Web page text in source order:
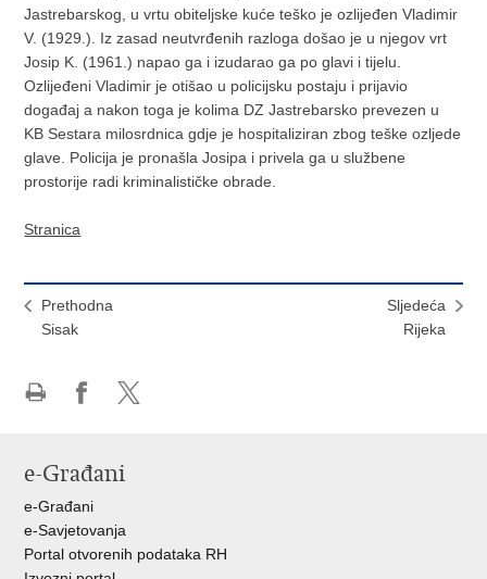
Jastrebarskog, u vrtu obiteljske kuće teško je ozlijeđen Vladimir
V. (1929.). Iz zasad neutvrđenih razloga došao je u njegov vrt
Josip K. (1961.) napao ga i izudarao ga po glavi i tijelu.
Ozlijeđeni Vladimir je otišao u policijsku postaju i prijavio
događaj a nakon toga je kolima DZ Jastrebarsko prevezen u
KB Sestara milosrdnica gdje je hospitaliziran zbog teške ozljede
glave. Policija je pronašla Josipa i privela ga u službene
prostorije radi kriminalističke obrade.
Stranica
Prethodna
Sisak
Sljedeća
Rijeka
Facebooku
X-
e-Građani
e-Građani
e-Savjetovanja
Portal otvorenih podataka RH